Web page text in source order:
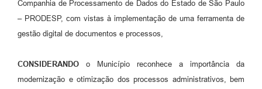
A Prefeitura
Companhia de Processamento de Dados do Estado de São Paulo
– PRODESP, com vistas à implementação de uma ferramenta de
gestão digital de documentos e processos,
CONSIDERANDO o Município reconhece a importância da
modernização e otimização dos processos administrativos, bem